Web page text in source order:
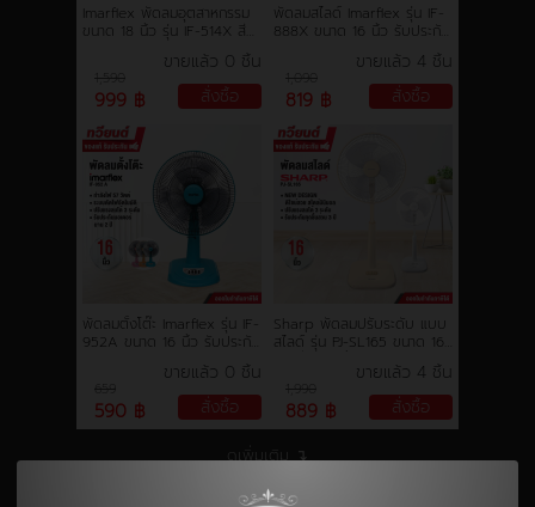
Imarflex พัดลมอุตสาหกรรม
ขนาด 18 นิ้ว รุ่น IF-514X สีดำ
ทั่วถึง รับประกันสินค้า 2 ปี
1,590
999 ฿
ขายแล้ว 0 ชิ้น
สั่งซื้อ
พัดลมสไลด์ Imarflex รุ่น IF-
888X ขนาด 16 นิ้ว รับประกัน
1,090
819 ฿
ขายแล้ว 4 ชิ้น
สั่งซื้อ
พัดลมตั้งโต๊ะ Imarflex รุ่น IF-
952A ขนาด 16 นิ้ว รับประกัน
659
590 ฿
ขายแล้ว 0 ชิ้น
สั่งซื้อ
Sharp พัดลมปรับระดับ แบบ
สไลด์ รุ่น PJ-SL165 ขนาด 16
ประกันทุกชิ้นส่วน 3 ปี
1,990
889 ฿
ขายแล้ว 4 ชิ้น
สั่งซื้อ
ดูเพิ่มเติม ↴